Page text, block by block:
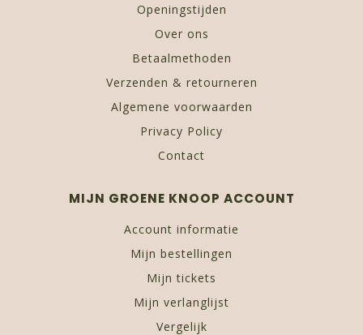
Openingstijden
Over ons
Betaalmethoden
Verzenden & retourneren
Algemene voorwaarden
Privacy Policy
Contact
MIJN GROENE KNOOP ACCOUNT
Account informatie
Mijn bestellingen
Mijn tickets
Mijn verlanglijst
Vergelijk